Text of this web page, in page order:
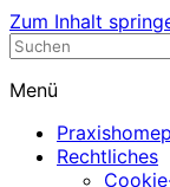
Zum Inhalt
Nephrologische
Menü
Rechtliches